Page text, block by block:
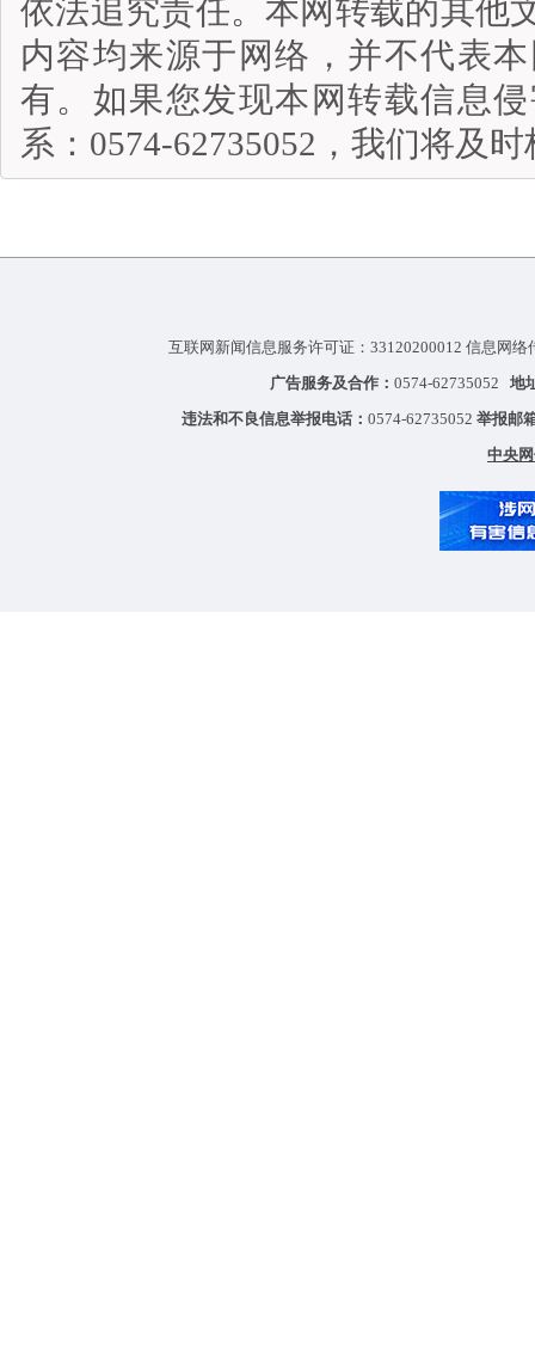
依法追究责任。本网转载的其他
内容均来源于网络，并不代表
有。如果您发现本网转载信息
系：0574-62735052，我们将及
互联网新闻信息服务许可证：33120200012 信息网
广告服务及合作： 0574-62735052 地
违法和不良信息举报电话： 0574-62735052 举报邮
中央